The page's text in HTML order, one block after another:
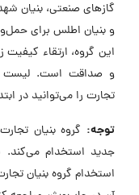
گازهای صنعتی، بنیان
و بنیان اطلس برای
این گروه، ارتقاء
و صداقت است. لیست
تجارت را می‌توانید در
توجه:
جدید استخدام می‌کند.
استخدام گروه بنیان